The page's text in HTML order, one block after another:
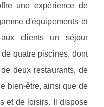
une expérience de
d'équipements et
clients un séjour
quatre piscines, dont
deux restaurants, de
bien-être, ainsi que de
et de loisirs. Il dispose